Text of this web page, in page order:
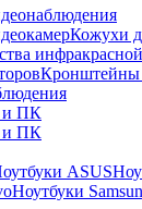
Кожухи
Кронштейны
и ПК
и ПК
ASUS
Ноутбуки